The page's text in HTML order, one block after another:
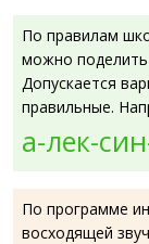
По правилам
можно
Допускается
правильные.
а-лек-
По программе
восходящей